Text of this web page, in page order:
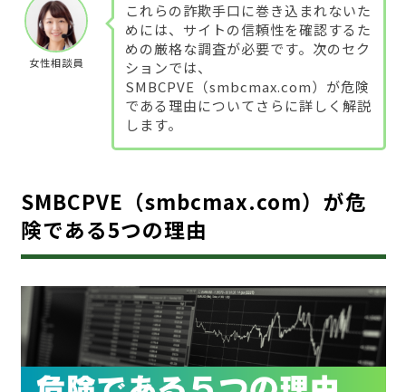
女性相談員
これらの詐欺手口に巻き込まれないた
めには、サイトの信頼性を確認するた
めの厳格な調査が必要です。次のセク
ションでは、
SMBCPVE（smbcmax.com）が危険
である理由についてさらに詳しく解説
します。
SMBCPVE（smbcmax.com）が危
険である5つの理由